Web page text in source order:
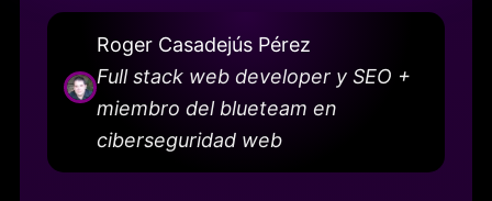
Roger Casadejús Pérez
Full stack web developer y SEO +
miembro del blueteam en
ciberseguridad web